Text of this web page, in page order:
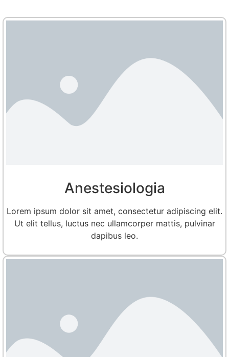
Anestesiologia
Lorem ipsum dolor sit amet, consectetur adipiscing elit.
Ut elit tellus, luctus nec ullamcorper mattis, pulvinar
dapibus leo.